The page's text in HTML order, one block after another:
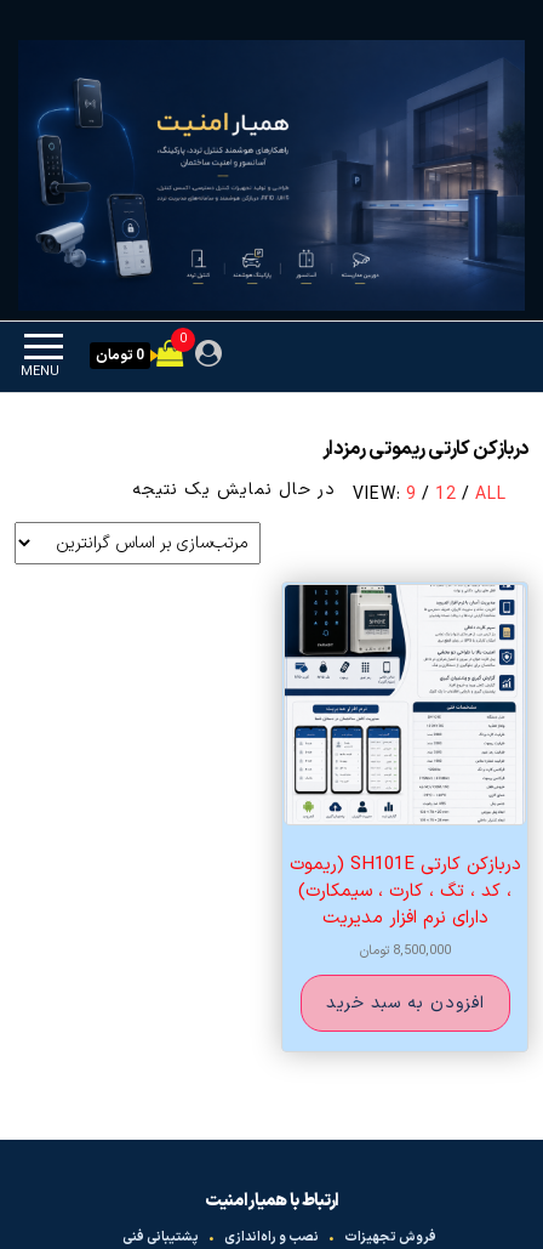
همیار امنیت
MENU
0
0 تومان
دربازکن کارتی ریموتی رمزدار
VIEW: 9 / 12 / ALL در حال نمایش یک نتیجه
دربازکن کارتی SH101E (ریموت
، کد ، تگ ، کارت ، سیمکارت)
دارای نرم افزار مدیریت
8,500,000 تومان
افزودن به سبد خرید
ارتباط با همیار امنیت
فروش تجهیزات • نصب و راه‌اندازی • پشتیبانی فنی